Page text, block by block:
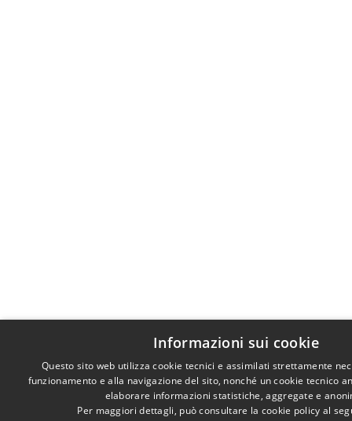
Informazioni sui cookie
Questo sito web utilizza cookie tecnici e assimilati strettamente
funzionamento e alla navigazione del sito, nonché un cookie tecnico
elaborare informazioni statistiche, aggregate e
Per maggiori dettagli, può consultare la cookie policy al